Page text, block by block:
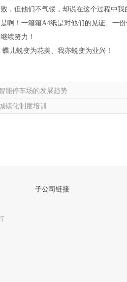
，但他们不气馁，却说在这个过程中
啊！一箱箱A4纸是对他们的见证、一
续努力！
蝶儿蜕变为花美、我亦蜕变为业兴！
能停车场的发展趋势
镇化制度培训
子公司链接